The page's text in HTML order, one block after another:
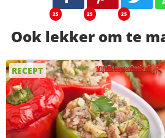
25 25 25
Ook lekker om te
RECEPT